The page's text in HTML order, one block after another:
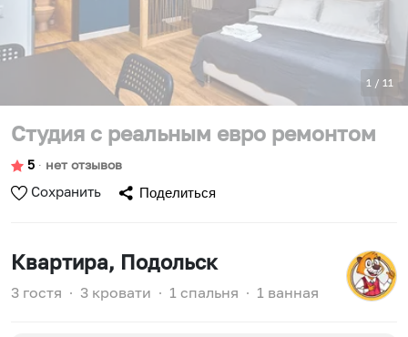
1 / 11
Студия с реальным евро ремонтом
5 ∙ нет отзывов
Сохранить Поделиться
Квартира, Подольск
3 гостя ∙ 3 кровати ∙ 1 спальня ∙ 1 ванная